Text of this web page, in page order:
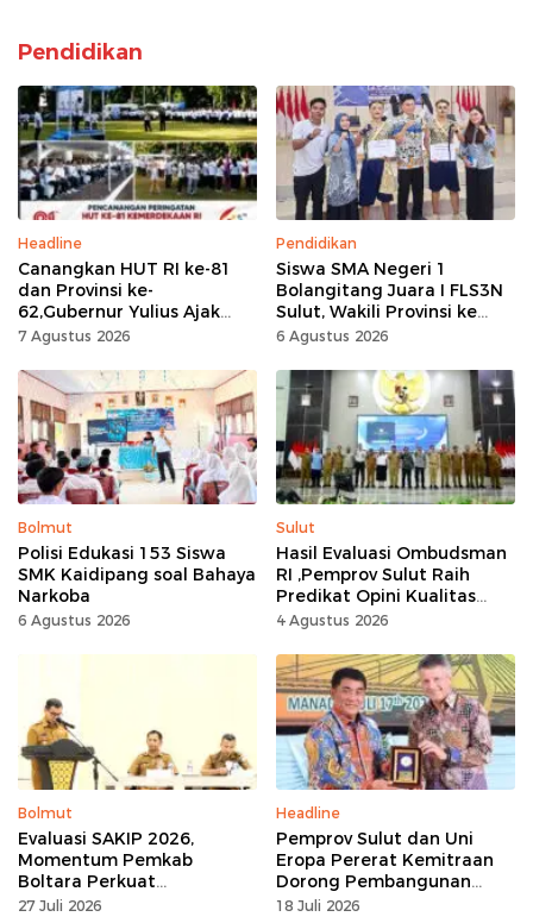
Pendidikan
Headline
Canangkan HUT RI ke-81
dan Provinsi ke-
62,Gubernur Yulius Ajak
Seluruh Masyarakat
Kemerdekaan Momentum
Kerja Keras
7 Agustus 2026
Pendidikan
Siswa SMA Negeri 1
Bolangitang Juara I FLS3N
Sulut, Wakili Provinsi ke
Tingkat Nasional
6 Agustus 2026
Bolmut
Polisi Edukasi 153 Siswa
SMK Kaidipang soal Bahaya
Narkoba
6 Agustus 2026
Sulut
Hasil Evaluasi Ombudsman
RI ,Pemprov Sulut Raih
Predikat Opini Kualitas
Tinggi Tanpa
4 Agustus 2026
Bolmut
Evaluasi SAKIP 2026,
Momentum Pemkab
Boltara Perkuat
Akuntabilitas dan Kinerja
27 Juli 2026
Headline
Pemprov Sulut dan Uni
Eropa Pererat Kemitraan
Dorong Pembangunan
Berkelanjutan
18 Juli 2026